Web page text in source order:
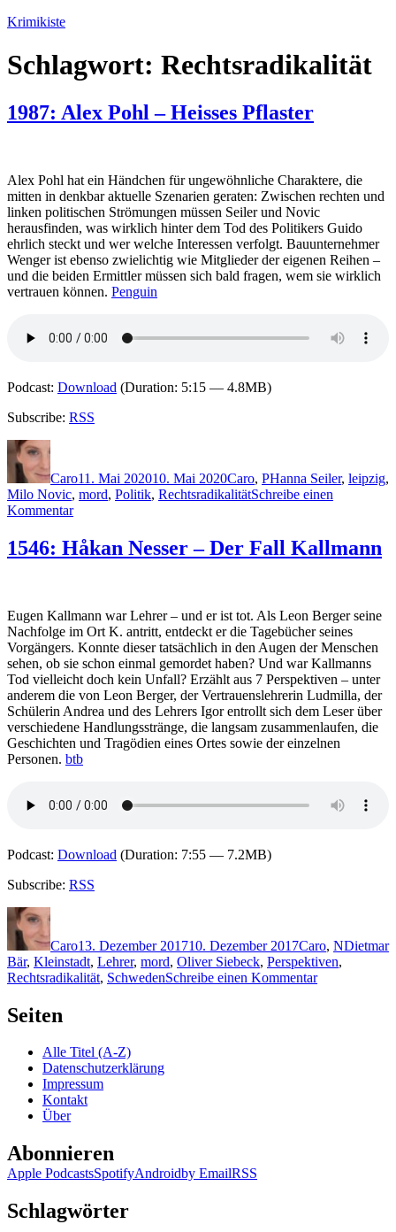
Zum
springen
Krimikiste
Schlagwort: Rechtsradikalität
1987: Alex Pohl – Heisses Pflaster
Alex Pohl hat ein Händchen für ungewöhnliche Charaktere, die
mitten in denkbar aktuelle Szenarien geraten: Zwischen rechten und
linken politischen Strömungen müssen Seiler und Novic
herausfinden, was wirklich hinter dem Tod des Politikers Guido
ehrlich steckt und wer welche Interessen verfolgt. Bauunternehmer
Wenger ist ebenso zwielichtig wie Mitglieder der eigenen Reihen –
und die beiden Ermittler müssen sich bald fragen, wem sie wirklich
vertrauen können. Penguin
Podcast: Download (Duration: 5:15 — 4.8MB)
Subscribe: RSS
Autor
Caro11. Mai 202010. Mai 2020Caro, PHanna Seiler, leipzig,
Milo Novic, mord, Politik, RechtsradikalitätSchreibe einen
Kommentarzu
Alex
Pohl
1546: Håkan Nesser – Der Fall Kallmann
Eugen Kallmann war Lehrer – und er ist tot. Als Leon Berger seine
Nachfolge im Ort K. antritt, entdeckt er die Tagebücher seines
Vorgängers. Konnte dieser tatsächlich in den Augen der Menschen
sehen, ob sie schon einmal gemordet haben? Und war Kallmanns
Tod vielleicht doch kein Unfall? Erzählt aus 7 Perspektiven – unter
anderem die von Leon Berger, der Vertrauenslehrerin Ludmilla, der
Schülerin Andrea und des Lehrers Igor entrollt sich dem Leser über
verschiedene Handlungsstränge, die langsam zusammenlaufen, die
Geschichten und Tragödien eines Ortes sowie der einzelnen
Personen. btb
Podcast: Download (Duration: 7:55 — 7.2MB)
Subscribe: RSS
Autor
Caro13. Dezember 201710. Dezember 2017Caro, NDietmar
Bär, Kleinstadt, Lehrer, mord, Oliver Siebeck, Perspektiven,
Rechtsradikalität, SchwedenSchreibe einen Kommentarzu
Seiten
Alle Titel (A-Z)
Datenschutzerklärung
Impressum
Kontakt
Über
Abonnieren
Apple PodcastsSpotifyAndroidby EmailRSS
Schlagwörter